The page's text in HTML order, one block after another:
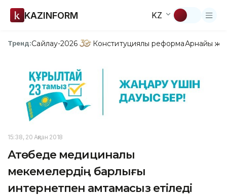
KAZINFORM KZ
Тренд:Сайлау-2026 Конституциялық реформаАрнайы
15:38, 20 Ақпан 2018
Ақтөбеде медициналық
мекемелердің барлығы
интернетпен қамтамасыз етіледі